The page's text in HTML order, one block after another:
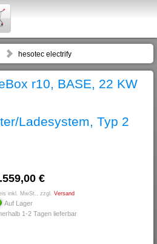
hesotec electrify
r10, BASE, 22 KW
Ladesystem, Typ 2
€
inkl. MwSt., zzgl. Versand
Auf Lager
1-2 Tagen lieferbar